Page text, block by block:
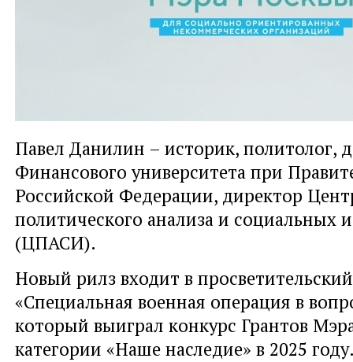
Павел Данилин – историк, политолог,
Финансового университета при
Российской Федерации, директор
политического анализа и социальных
(ЦПАСИ).
Новый рилз входит в
«Специальная военная операция в
который выиграл конкурс Грантов
категории «Наше наследие» в 2025